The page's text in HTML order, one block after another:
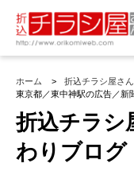
ホーム
折込チラシ屋さ
東京都／東中神駅の広告／
折込チラシ
わりブログ